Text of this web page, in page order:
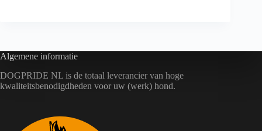
Algemene informatie
DOGPRIDE NL is de totaal leverancier van hoge
kwaliteitsbenodigdheden voor uw (werk) hond.